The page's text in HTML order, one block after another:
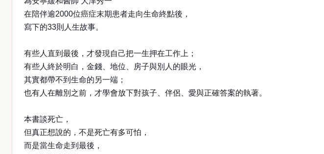
在陪伴逾2000位癌症末期患者走向生命終點後，
寫下的33則人生故事。
有些人直到最後，才發現自己把一生押在工作上；
有些人終於明白，金錢、地位、房子與別人的眼光，
其實都帶不到生命的另一端；
也有人在離別之前，才學會放下對孩子、伴侶、愛與正確答案的執著。
本書談死亡，
但真正想說的，不是死亡有多可怕，
而是當生命走到最後，